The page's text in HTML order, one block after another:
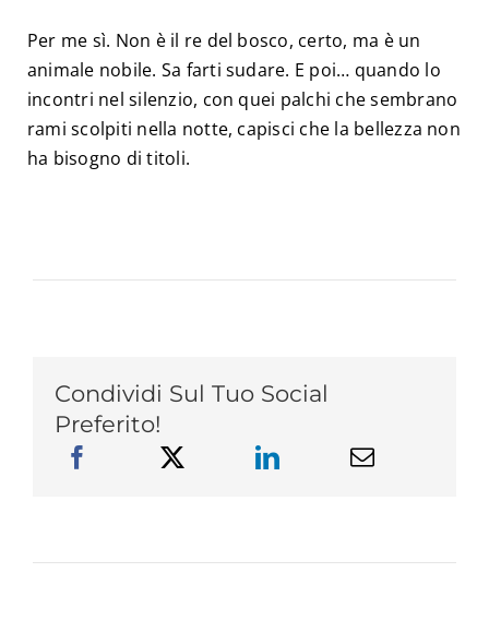
Per me sì. Non è il re del bosco, certo, ma è un
animale nobile. Sa farti sudare. E poi… quando lo
incontri nel silenzio, con quei palchi che sembrano
rami scolpiti nella notte, capisci che la bellezza non
ha bisogno di titoli.
Condividi Sul Tuo Social
Preferito!